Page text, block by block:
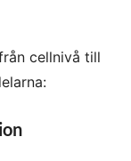
cellnivå till